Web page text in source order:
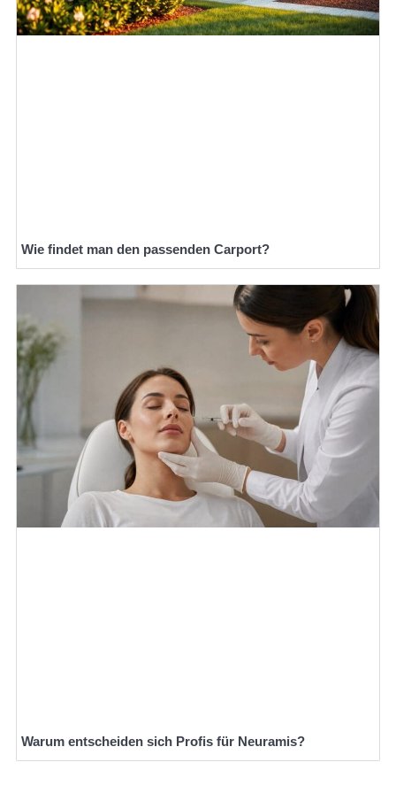
Wie findet man den passenden Carport?
Warum entscheiden sich Profis für Neuramis?